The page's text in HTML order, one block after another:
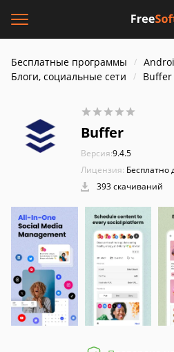
Бесплатные программы
Блоги, социальные сети
Buffer
Buffer
Версия:9.4.5
Лицензия: Бесплатно
393 скачиваний